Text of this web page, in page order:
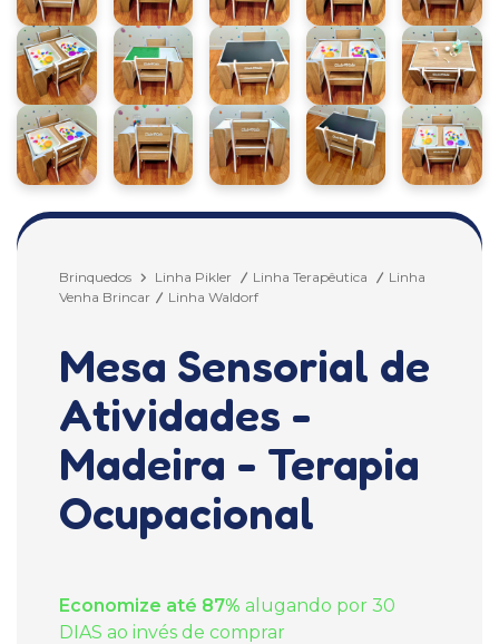
Brinquedos Linha Pikler Linha Terapêutica
Linha
Venha Brincar
Linha Waldorf
Mesa Sensorial de
Atividades -
Madeira - Terapia
Ocupacional
Economize até 87% alugando por 30
DIAS ao invés de comprar